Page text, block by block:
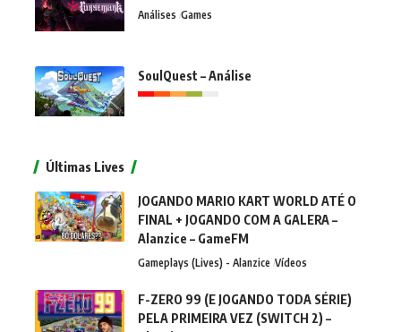
Análises Games
SoulQuest – Análise
Últimas Lives
JOGANDO MARIO KART WORLD ATÉ O
FINAL + JOGANDO COM A GALERA –
Alanzice – GameFM
Gameplays (Lives) - Alanzice Vídeos
F-ZERO 99 (E JOGANDO TODA SÉRIE)
PELA PRIMEIRA VEZ (SWITCH 2) –